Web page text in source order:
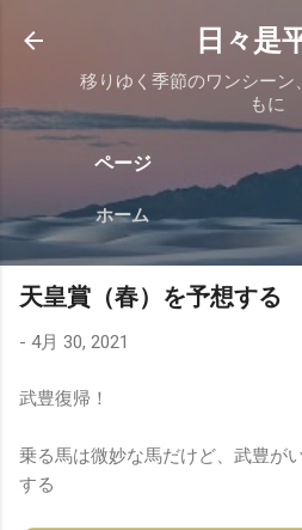
スキップしてメイン コ
日々是
移りゆく季節のワンシーン
もに
ページ
ホーム
天皇賞（春）を予想する
- 4月 30, 2021
武豊復帰！
乗る馬は微妙な馬だけど、武豊が
する